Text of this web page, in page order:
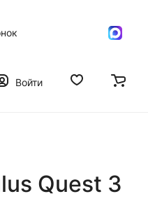
Войти
Quest 3